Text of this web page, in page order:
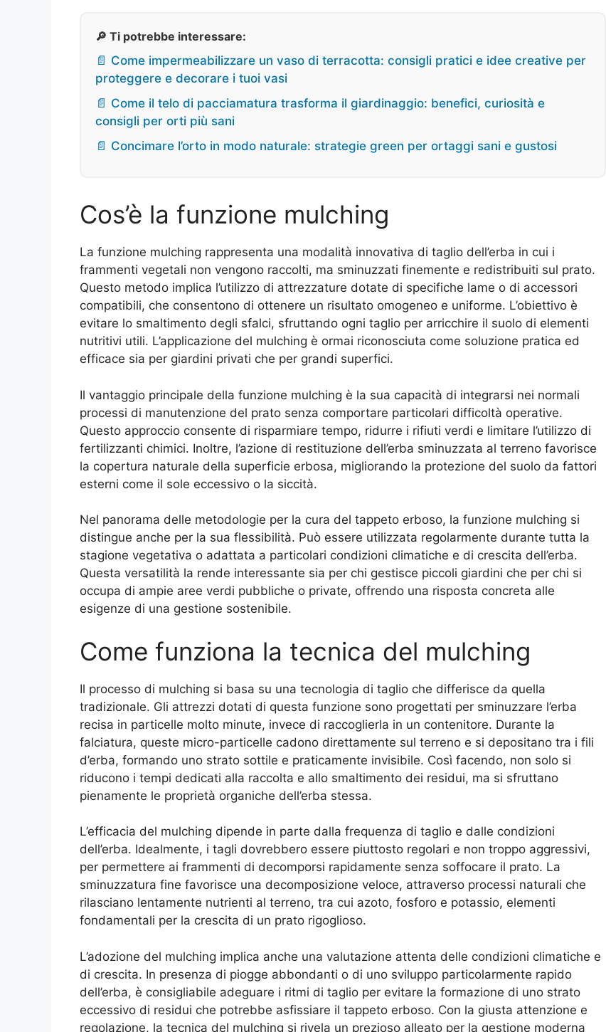
🔎 Ti potrebbe interessare:
📄 Come impermeabilizzare un vaso di terracotta: consigli pratici e idee creative per
proteggere e decorare i tuoi vasi
📄 Come il telo di pacciamatura trasforma il giardinaggio: benefici, curiosità e
consigli per orti più sani
📄 Concimare l’orto in modo naturale: strategie green per ortaggi sani e gustosi
Cos’è la funzione mulching
La funzione mulching rappresenta una modalità innovativa di taglio dell’erba in cui i
frammenti vegetali non vengono raccolti, ma sminuzzati finemente e redistribuiti sul prato.
Questo metodo implica l’utilizzo di attrezzature dotate di specifiche lame o di accessori
compatibili, che consentono di ottenere un risultato omogeneo e uniforme. L’obiettivo è
evitare lo smaltimento degli sfalci, sfruttando ogni taglio per arricchire il suolo di elementi
nutritivi utili. L’applicazione del mulching è ormai riconosciuta come soluzione pratica ed
efficace sia per giardini privati che per grandi superfici.
Il vantaggio principale della funzione mulching è la sua capacità di integrarsi nei normali
processi di manutenzione del prato senza comportare particolari difficoltà operative.
Questo approccio consente di risparmiare tempo, ridurre i rifiuti verdi e limitare l’utilizzo di
fertilizzanti chimici. Inoltre, l’azione di restituzione dell’erba sminuzzata al terreno favorisce
la copertura naturale della superficie erbosa, migliorando la protezione del suolo da fattori
esterni come il sole eccessivo o la siccità.
Nel panorama delle metodologie per la cura del tappeto erboso, la funzione mulching si
distingue anche per la sua flessibilità. Può essere utilizzata regolarmente durante tutta la
stagione vegetativa o adattata a particolari condizioni climatiche e di crescita dell’erba.
Questa versatilità la rende interessante sia per chi gestisce piccoli giardini che per chi si
occupa di ampie aree verdi pubbliche o private, offrendo una risposta concreta alle
esigenze di una gestione sostenibile.
Come funziona la tecnica del mulching
Il processo di mulching si basa su una tecnologia di taglio che differisce da quella
tradizionale. Gli attrezzi dotati di questa funzione sono progettati per sminuzzare l’erba
recisa in particelle molto minute, invece di raccoglierla in un contenitore. Durante la
falciatura, queste micro-particelle cadono direttamente sul terreno e si depositano tra i fili
d’erba, formando uno strato sottile e praticamente invisibile. Così facendo, non solo si
riducono i tempi dedicati alla raccolta e allo smaltimento dei residui, ma si sfruttano
pienamente le proprietà organiche dell’erba stessa.
L’efficacia del mulching dipende in parte dalla frequenza di taglio e dalle condizioni
dell’erba. Idealmente, i tagli dovrebbero essere piuttosto regolari e non troppo aggressivi,
per permettere ai frammenti di decomporsi rapidamente senza soffocare il prato. La
sminuzzatura fine favorisce una decomposizione veloce, attraverso processi naturali che
rilasciano lentamente nutrienti al terreno, tra cui azoto, fosforo e potassio, elementi
fondamentali per la crescita di un prato rigoglioso.
L’adozione del mulching implica anche una valutazione attenta delle condizioni climatiche e
di crescita. In presenza di piogge abbondanti o di uno sviluppo particolarmente rapido
dell’erba, è consigliabile adeguare i ritmi di taglio per evitare la formazione di uno strato
eccessivo di residui che potrebbe asfissiare il tappeto erboso. Con la giusta attenzione e
regolazione, la tecnica del mulching si rivela un prezioso alleato per la gestione moderna